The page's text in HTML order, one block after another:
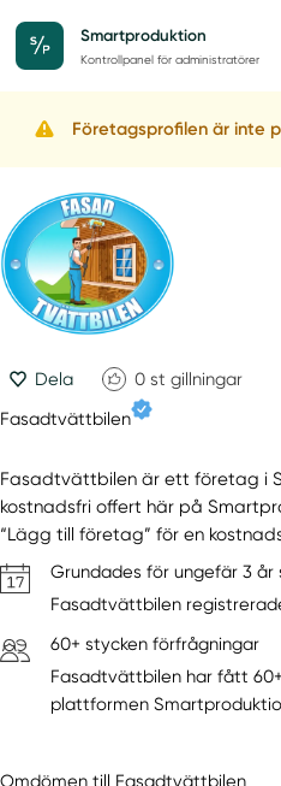
Smartproduktion
Kontrollpanel för administratörer
Företagsprofilen är inte
Dela 0 st gillningar
Fasadtvättbilen
Fasadtvättbilen är ett företag i
kostnadsfri offert här på
“Lägg till företag” för en
Grundades för ungefär 3 år
Fasadtvättbilen
60+ stycken förfrågningar
Fasadtvättbilen har fått
plattformen
Omdömen till Fasadtvättbilen